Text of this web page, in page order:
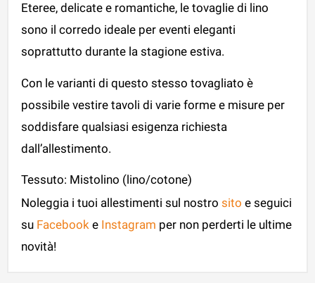
Eteree, delicate e romantiche, le tovaglie di lino
sono il corredo ideale per eventi eleganti
soprattutto durante la stagione estiva.
Con le varianti di questo stesso tovagliato è
possibile vestire tavoli di varie forme e misure per
soddisfare qualsiasi esigenza richiesta
dall’allestimento.
Tessuto: Mistolino (lino/cotone)
Noleggia i tuoi allestimenti sul nostro sito e seguici
su Facebook e Instagram per non perderti le ultime
novità!